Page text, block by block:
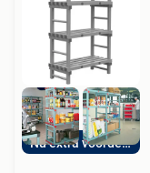
Nu extra voordelig